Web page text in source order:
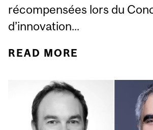
récompensées lors du
d’innovation...
READ MORE
AIDE À
JEUNES